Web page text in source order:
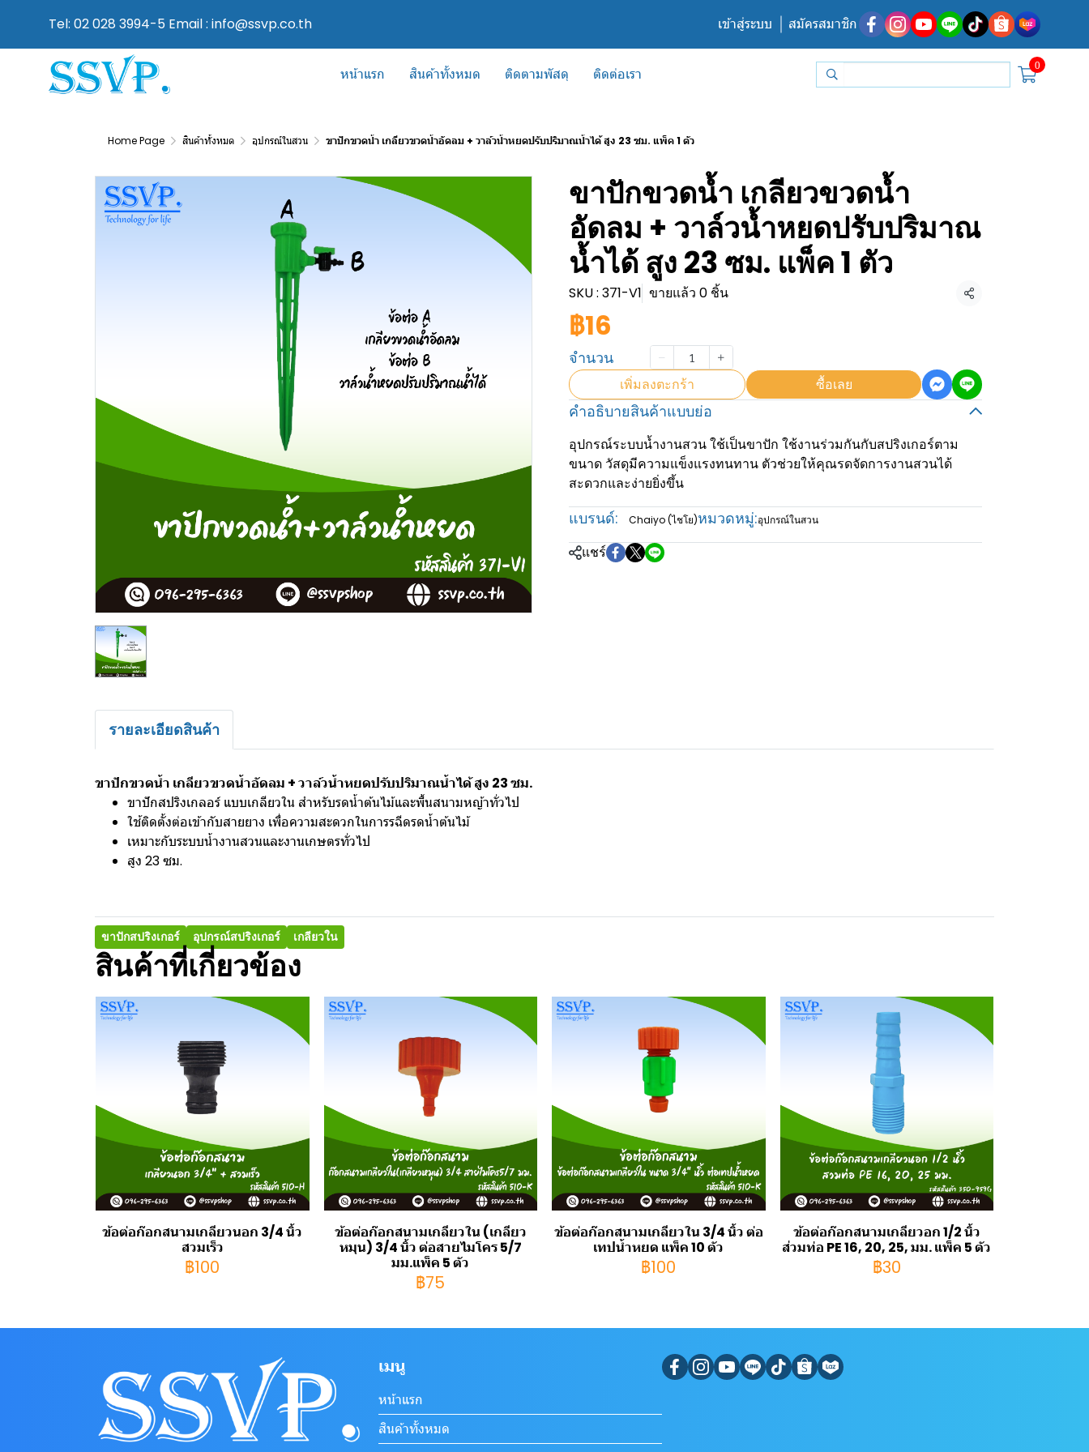
Tel: 02 028 3994-5 Email : info@ssvp.co.th เข้าสู่ระบบ สมัครสมาชิก
หน้าแรก สินค้าทั้งหมด ติดตามพัสดุ ติดต่อเรา 0
Home Page สินค้าทั้งหมด อุปกรณ์ในสวน ขาปักขวดน้ำ เกลียวขวดน้ำอัดลม + วาล์วน้ำหยดปรับปริมาณน้ำได้ สูง 23 ซม. แพ็ค 1 ตัว
ขาปักขวดน้ำ เกลียวขวดน้ำ
อัดลม + วาล์วน้ำหยดปรับปริมาณ
น้ำได้ สูง 23 ซม. แพ็ค 1 ตัว
SKU : 371-V1 ขายแล้ว 0 ชิ้น แชร์
฿16
จำนวน
เพิ่มลงตะกร้า ซื้อเลย
คำอธิบายสินค้าแบบย่อ
อุปกรณ์ระบบน้ำงานสวน ใช้เป็นขาปัก ใช้งานร่วมกันกับสปริงเกอร์ตาม
ขนาด วัสดุมีความแข็งแรงทนทาน ตัวช่วยให้คุณรดจัดการงานสวนได้
สะดวกและง่ายยิ่งขึ้น
แบรนด์: Chaiyo (ไชโย)หมวดหมู่:อุปกรณ์ในสวน
แชร์
รายละเอียดสินค้า
ขาปักขวดน้ำ เกลียวขวดน้ำอัดลม + วาล์วน้ำหยดปรับปริมาณน้ำได้ สูง 23 ซม.
ขาปักสปริงเกลอร์ แบบเกลียวใน สำหรับรดน้ำต้นไม้และพื้นสนามหญ้าทั่วไป
ใช้ติดตั้งต่อเข้ากับสายยาง เพื่อความสะดวกในการรฉีดรดน้ำต้นไม้
เหมาะกับระบบน้ำงานสวนและงานเกษตรทั่วไป
สูง 23 ซม.
ขาปักสปริงเกอร์ อุปกรณ์สปริงเกอร์ เกลียวใน
สินค้าที่เกี่ยวข้อง
ข้อต่อก๊อกสนามเกลียวนอก 3/4 นิ้ว
สวมเร็ว
฿100
ข้อต่อก๊อกสนามเกลียวใน (เกลียว
หมุน) 3/4 นิ้ว ต่อสายไมโคร 5/7
มม.แพ็ค 5 ตัว
฿75
ข้อต่อก๊อกสนามเกลียวใน 3/4 นิ้ว ต่อ
เทปน้ำหยด แพ็ค 10 ตัว
฿100
ข้อต่อก๊อกสนามเกลียวอก 1/2 นิ้ว
ส่วมท่อ PE 16, 20, 25, มม. แพ็ค 5 ตัว
฿30
เมนู
หน้าแรก
สินค้าทั้งหมด